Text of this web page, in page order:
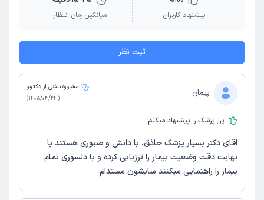
پیشنهاد کاربران
میانگین زمان انتظار
ثبت نظر
پیمان
مشاوره تلفنی از دکترتو
(
1405/04/24
)
این پزشک را پیشنهاد میکنم
اقای دکتر بسیار پزشک حاذق، با دانش و صبوری هستند با
نهایت دقت وضعیت بیمار را ترزیابی کرده و با دلسوری تمام
بیمار را راهنمایی میکنند سایشون مستدام